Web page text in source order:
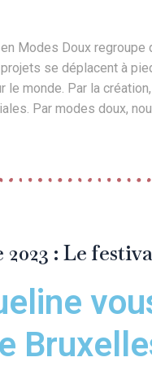
Modes Doux
se déplacent à
le monde. Par la
Par modes doux,
2023 : Le